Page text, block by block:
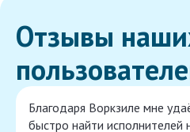
Отзывы
Благодаря Воркзиле мне
быстро найти исполнителей